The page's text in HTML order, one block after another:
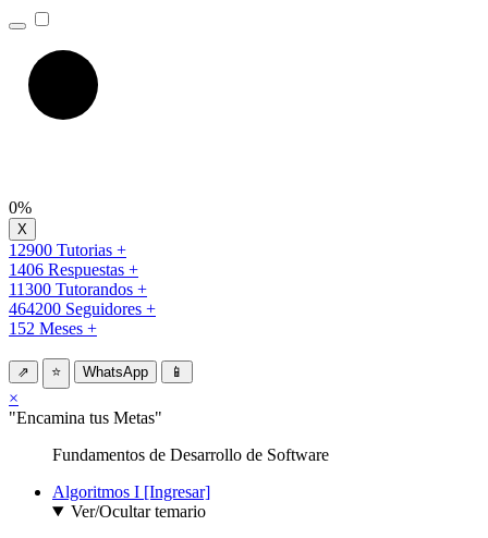
0%
12900 Tutorias +
1406 Respuestas +
11300 Tutorandos +
464200 Seguidores +
152 Meses +
⇗ ⭐ WhatsApp 📱
×
"Encamina tus Metas"
Fundamentos de Desarrollo de Software
Algoritmos I [Ingresar]
Ver/Ocultar temario